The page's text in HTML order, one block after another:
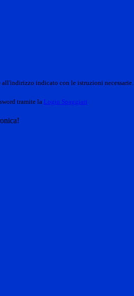
all'indirizzo indicato con le istruzioni necessarie.
tramite la Login Spaggiari